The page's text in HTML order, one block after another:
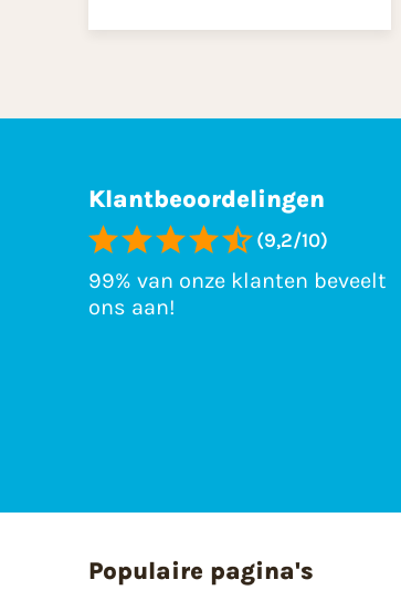
Klantbeoordelingen
(9,2/10)
99% van onze klanten beveelt
ons aan!
Populaire pagina's